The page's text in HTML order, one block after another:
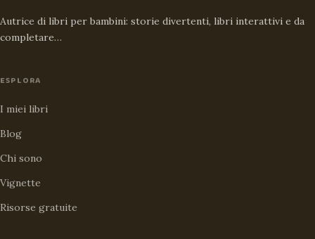
Autrice di libri per bambini: storie divertenti, libri interattivi e da
completare…
ESPLORA
I miei libri
Blog
Chi sono
Vignette
Risorse gratuite